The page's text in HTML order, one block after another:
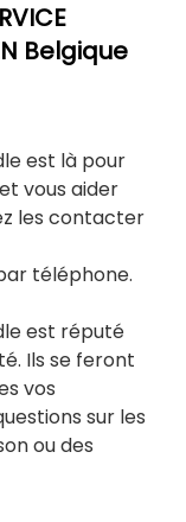
Belgique
est là pour
vous aider
les contacter
téléphone.
est réputé
Ils se feront
vos
sur les
ou des